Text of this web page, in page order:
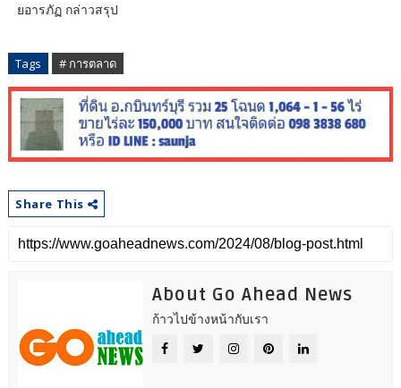
ยอารภัฏ กล่าวสรุป
Tags # การตลาด
Share This
About Go Ahead News
ก้าวไปข้างหน้ากับเรา